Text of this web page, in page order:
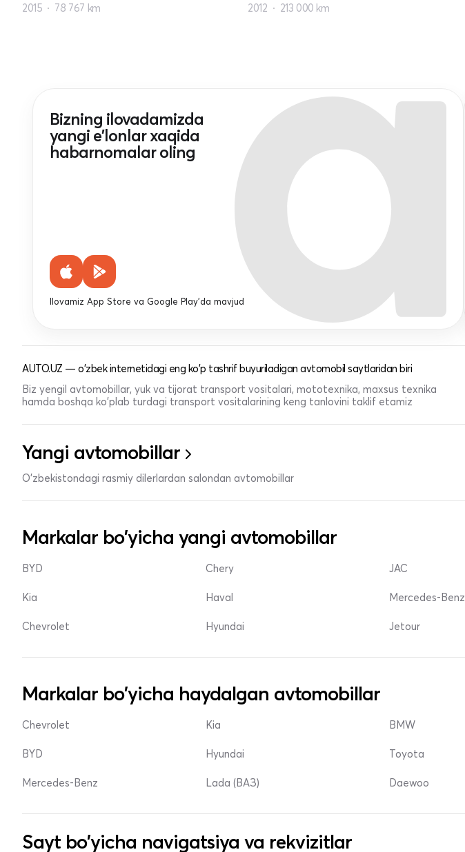
2015 78 767 km 2012 213 000 km
Bizning ilovadamizda
yangi e'lonlar xaqida
habarnomalar oling
Ilovamiz App Store va Google Play'da mavjud
AUTO.UZ — o'zbek internetidagi eng ko'p tashrif buyuriladigan avtomobil saytlaridan biri
Biz yengil avtomobillar, yuk va tijorat transport vositalari, mototexnika, maxsus texnika
hamda boshqa ko'plab turdagi transport vositalarining keng tanlovini taklif etamiz
Yangi avtomobillar
O'zbekistondagi rasmiy dilerlardan salondan avtomobillar
Markalar bo'yicha yangi avtomobillar
BYD
Kia
Chevrolet
Chery
Haval
Hyundai
JAC
Mercedes-Benz
Jetour
Markalar bo'yicha haydalgan avtomobillar
Chevrolet
BYD
Mercedes-Benz
Kia
Hyundai
Lada (ВАЗ)
BMW
Toyota
Daewoo
Sayt bo'yicha navigatsiya va rekvizitlar